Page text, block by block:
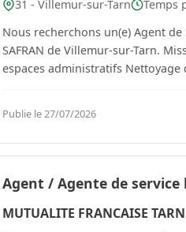
31 - Villemur-sur-Tarn Temps
Nous recherchons un(e) Agent
SAFRAN de Villemur-sur-Tarn. Missions Nettoyage et désinfection des sanitaires Entretien
espaces administratifs
Publie le 27/07/2026
Agent / Agente de service
MUTUALITE FRANCAISE